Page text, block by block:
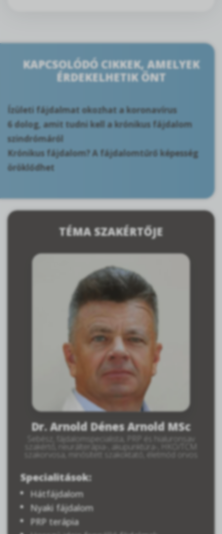
KAPCSOLÓDÓ CIKKEK, AMELYEK
ÉRDEKELHETIK ÖNT
Ízületi fájdalmat okozhat a koronavírus
6 dolog, amit tudni kell a krónikus fájdalom
szindrómáról
Krónikus fájdalom? A fájdalomtűrő képesség
öröklődhet
TÉMA SZAKÉRTŐJE
Dr. Arnold Dénes Arnold MSc
Sebész, fájdalomspecialista, PRP és hialuronsav
szakértő, neurálterápia-, akupunktúra-, HKO/TCM
szakorvosa, minősített szakoktató, életmód orvos
Specialitások:
Hátfájdalom
Nyaki fájdalom
PRP terápia